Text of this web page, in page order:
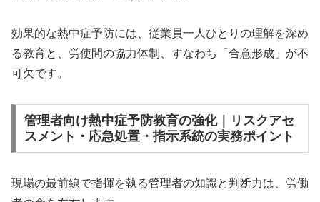
効果的な熱中症予防には、従業員一人ひとりの理解を深め
る教育と、労使間の協力体制、すなわち「合意形成」が不
可欠です。
管理者向け熱中症予防教育の強化｜リスクアセ
スメント・応急処置・指示系統の実務ポイント
現場の最前線で指揮を執る管理者の知識と判断力は、労働